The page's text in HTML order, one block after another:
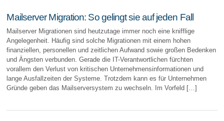
Mailserver Migration: So gelingt sie auf jeden Fall
Mailserver Migrationen sind heutzutage immer noch eine knifflige
Angelegenheit. Häufig sind solche Migrationen mit einem hohen
finanziellen, personellen und zeitlichen Aufwand sowie großen Bedenken
und Ängsten verbunden. Gerade die IT-Verantwortlichen fürchten
vorallem den Verlust von kritischen Unternehmensinfor­mationen und
lange Ausfallzeiten der Sys­teme. Trotzdem kann es für Unterneh­men
Gründe geben das Mailserversystem zu wechseln. Im Vorfeld […]